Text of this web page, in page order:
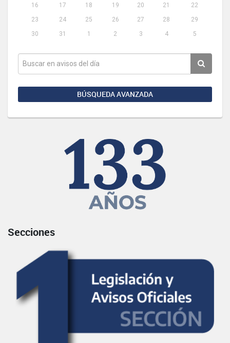
16
17 18 19 20 21
22
23
24 25 26 27 28
29
30
31 1 2 3 4 5
BÚSQUEDA AVANZADA
Secciones